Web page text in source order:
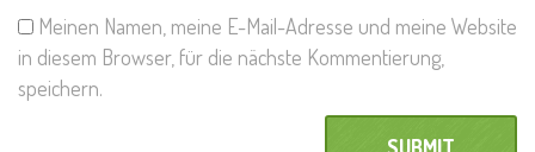
Meinen Namen, meine E-Mail-Adresse und meine Website
in diesem Browser, für die nächste Kommentierung,
speichern.